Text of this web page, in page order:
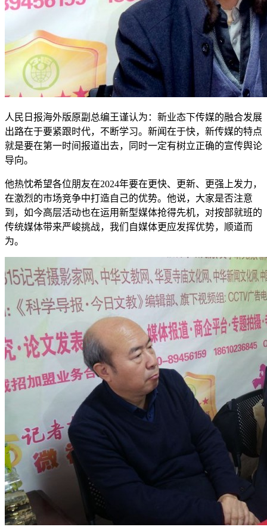
人民日报海外版原副总编王谨认为：新业态下传媒的融合发展
出路在于要紧跟时代，不断学习。新闻在于快，新传媒的特点
就是要在第一时间报道出去，同时一定有树立正确的宣传舆论
导向。
他热忱希望各位朋友在2024年要在更快、更新、更强上发力，
在激烈的市场竞争中打造自己的优势。他说，大家是否注意
到，如今高层活动也在运用新型媒体抢得先机，对按部就班的
传统媒体带来严峻挑战，我们自媒体更应发挥优势，顺道而
为。